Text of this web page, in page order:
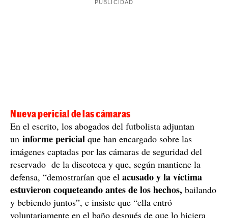
Nueva pericial de las cámaras
En el escrito, los abogados del futbolista adjuntan
un informe pericial que han encargado sobre las
imágenes captadas por las cámaras de seguridad del
reservado de la discoteca y que, según mantiene la
defensa, “demostrarían que el acusado y la víctima
estuvieron coqueteando antes de los hechos, bailando
y bebiendo juntos”, e insiste que “ella entró
voluntariamente en el baño después de que lo hiciera